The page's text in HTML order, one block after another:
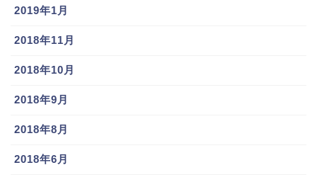
2019年1月
2018年11月
2018年10月
2018年9月
2018年8月
2018年6月